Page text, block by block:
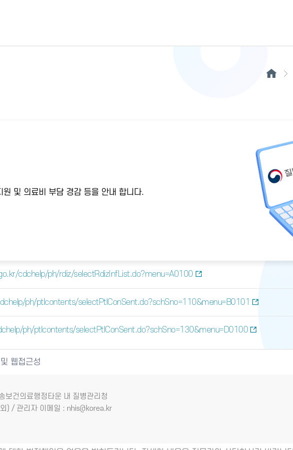
및 의료비 부담 경감 등을 안내 합니다.
cdchelp/ph/rdiz/selectRdizInfList.do?menu=A0100
ph/ptlcontents/selectPtlConSent.do?schSno=110&menu=B0101
ph/ptlcontents/selectPtlConSent.do?schSno=130&menu=D0100
웹접근성
보건의료행정타운 내 질병관리청
/ 관리자 이메일 : nhis@korea.kr